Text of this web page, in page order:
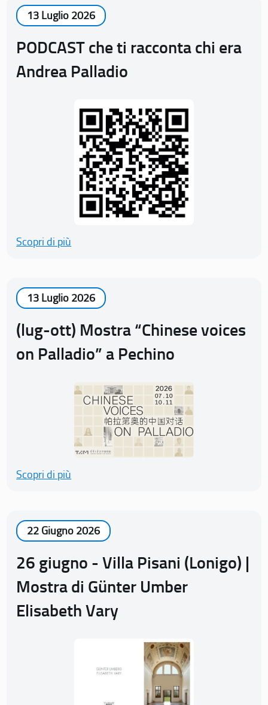
13 Luglio 2026
PODCAST che ti racconta chi era
Andrea Palladio
Scopri di più
13 Luglio 2026
(lug-ott) Mostra “Chinese voices
on Palladio” a Pechino
Scopri di più
22 Giugno 2026
26 giugno - Villa Pisani (Lonigo) |
Mostra di Günter Umber
Elisabeth Vary